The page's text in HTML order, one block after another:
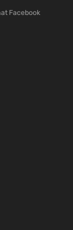
Facebook